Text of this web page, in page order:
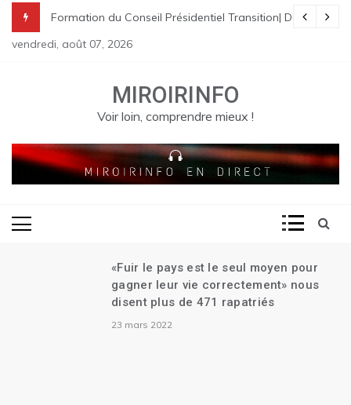
content
à St Raphael | Le premier Garry Conille rencontre les
pénale en Haïti
Transition| Ariel Henry remet sa démission| Le Canada se
Formation du Conseil Présidentiel Transition|
vendredi, août 07, 2026
MIROIRINFO
Voir loin, comprendre mieux !
«Fuir le pays est le seul moyen pour
gagner leur vie correctement» nous
disent plus de 471 rapatriés
23 mars 2022